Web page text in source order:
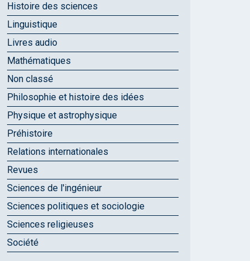
Histoire des sciences
Linguistique
Livres audio
Mathématiques
Non classé
Philosophie et histoire des idées
Physique et astrophysique
Préhistoire
Relations internationales
Revues
Sciences de l'ingénieur
Sciences politiques et sociologie
Sciences religieuses
Société